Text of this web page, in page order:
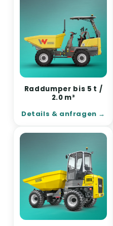
Raddumper bis 5 t /
2.0 m³
Details & anfragen